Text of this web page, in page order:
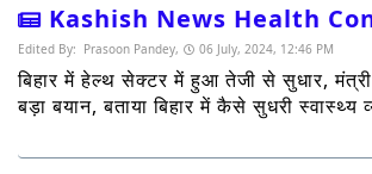
Kashish News Health
Edited By: Prasoon Pandey, 06 July, 2024, 12:46 PM
बिहार में हेल्थ सेक्टर में हुआ तेजी से सुधार,
बड़ा बयान, बताया बिहार में कैसे सुधरी स्वास्थ्य